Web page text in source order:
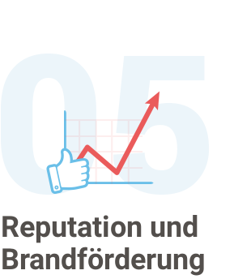
Reputation und
Brandförderung